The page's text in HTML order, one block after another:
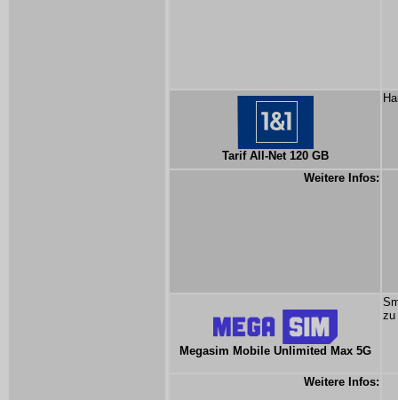
Tarif All-Net 120 GB
Weitere Infos:
Megasim Mobile Unlimited Max 5G
zu
Weitere Infos: